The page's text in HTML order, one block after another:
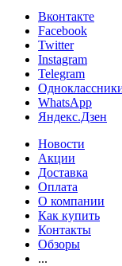
Вконтакте
Facebook
Twitter
Instagram
Telegram
WhatsApp
Яндекс.Дзен
Новости
Акции
Доставка
Оплата
О компании
Как купить
Контакты
Обзоры
...